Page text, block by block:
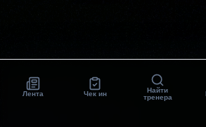
Лента Чек ин
Найти
тренера